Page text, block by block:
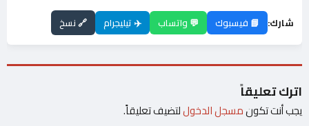
شارك: 📘 فيسبوك 💬 واتساب ✈️ تيليجرام 🔗 نسخ
اترك تعليقاً
يجب أنت تكونمسجل الدخوللتضيف تعليقاً.